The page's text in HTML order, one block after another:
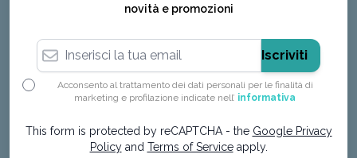
novità e promozioni
Indirizzo email
Iscriviti
Acconsento al trattamento dei dati personali per le finalità di
marketing e profilazione indicate nell’ informativa
This form is protected by reCAPTCHA - the Google Privacy
Policyand Terms of Serviceapply.